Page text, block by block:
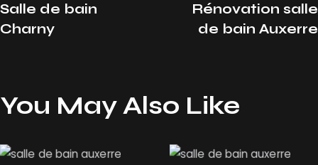
Salle de bain
Charny
Rénovation salle
de bain Auxerre
You May Also Like